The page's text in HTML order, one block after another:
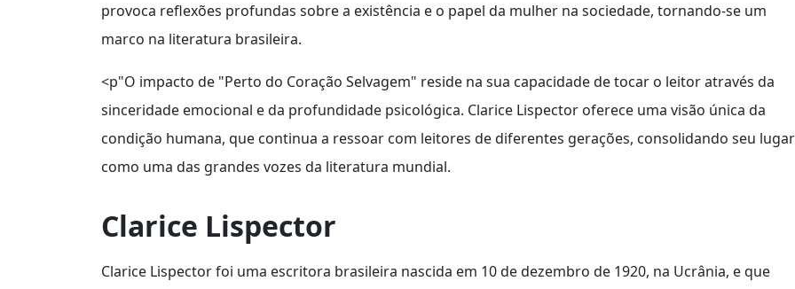
provoca reflexões profundas sobre a existência e o papel da mulher na sociedade, tornando-se um
marco na literatura brasileira.
<p"O impacto de "Perto do Coração Selvagem" reside na sua capacidade de tocar o leitor através da
sinceridade emocional e da profundidade psicológica. Clarice Lispector oferece uma visão única da
condição humana, que continua a ressoar com leitores de diferentes gerações, consolidando seu lugar
como uma das grandes vozes da literatura mundial.
Clarice Lispector
Clarice Lispector foi uma escritora brasileira nascida em 10 de dezembro de 1920, na Ucrânia, e que